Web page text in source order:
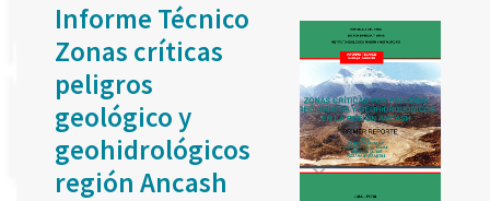
Informe Técnico
Zonas críticas
peligros
geológico y
geohidrológicos
región Ancash